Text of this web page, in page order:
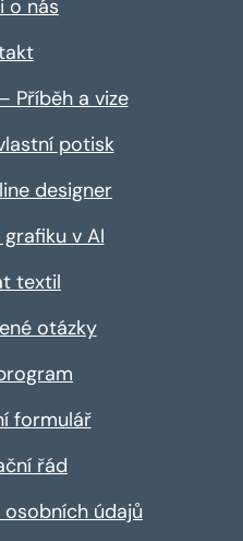
o nás
Příběh a vize
potisk
designer
v AI
textil
otázky
formulář
řád
údajů